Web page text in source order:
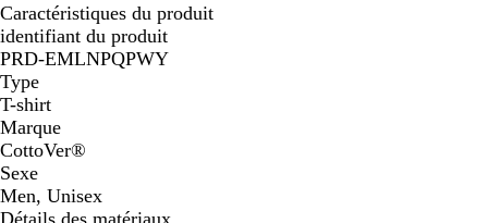
Caractéristiques du produit
identifiant du produit
PRD-EMLNPQPWY
Type
T-shirt
Marque
CottoVer®
Sexe
Men, Unisex
Détails des matériaux